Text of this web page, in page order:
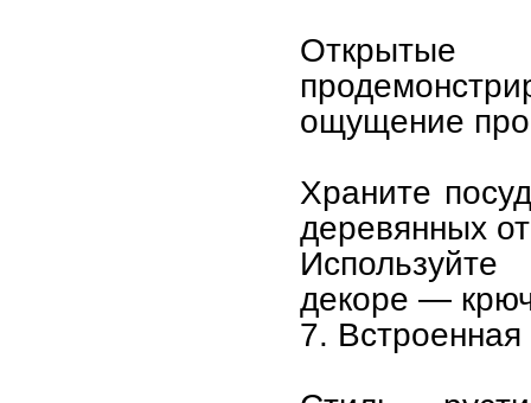
Открытые
ощущение
Храните
деревянных
декоре —
7. Встроенная